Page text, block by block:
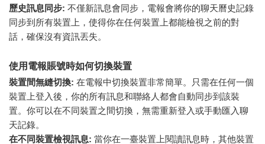
歷史訊息同步: 不僅新訊息會同步，電報會將你的聊天曆史記錄
同步到所有裝置上，使得你在任何裝置上都能檢視之前的對
話，確保沒有資訊丟失。
使用電報賬號時如何切換裝置
裝置間無縫切換: 在電報中切換裝置非常簡單。只需在任何一個
裝置上登入後，你的所有訊息和聯絡人都會自動同步到該裝
置。你可以在不同裝置之間切換，無需重新登入或手動匯入聊
天記錄。
在不同裝置檢視訊息: 當你在一臺裝置上閱讀訊息時，其他裝置